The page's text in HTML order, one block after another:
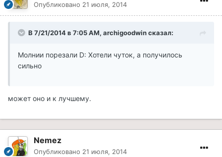
Опубликовано 21 июля, 2014
В 7/21/2014 в 7:05 AM, archigoodwin сказал:
Молнии порезали D: Хотели чуток, а получилось
сильно
может оно и к лучшему.
Nemez
Опубликовано 21 июля, 2014